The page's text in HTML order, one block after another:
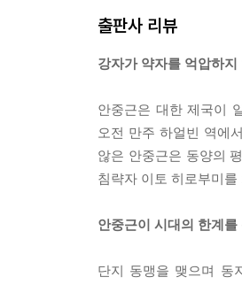
출판사 리뷰
강자가 약자를 억압하
안중근은 대한 제국이
오전 만주 하얼빈 역에
않은 안중근은 동양의
침략자 이토 히로부미
안중근이 시대의 한계
단지 동맹을 맺으며 동